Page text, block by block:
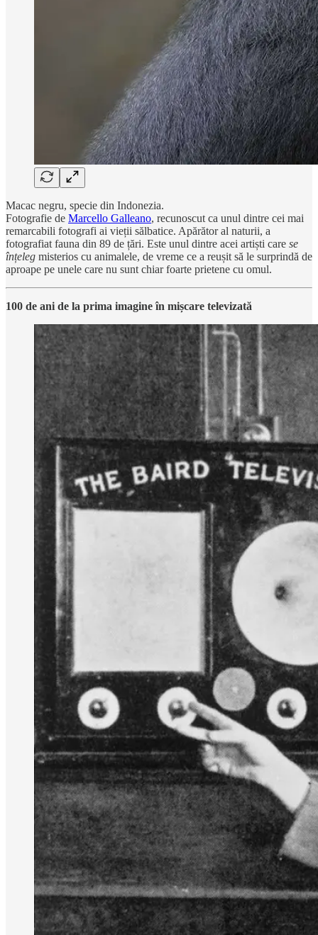
Macac negru, specie din Indonezia.
Fotografie de Marcello Galleano, recunoscut ca unul dintre cei mai
remarcabili fotografi ai vieții sălbatice. Apărător al naturii, a
fotografiat fauna din 89 de țări. Este unul dintre acei artiști care se
înțeleg misterios cu animalele, de vreme ce a reușit să le surprindă de
aproape pe unele care nu sunt chiar foarte prietene cu omul.
100 de ani de la prima imagine în mișcare televizată